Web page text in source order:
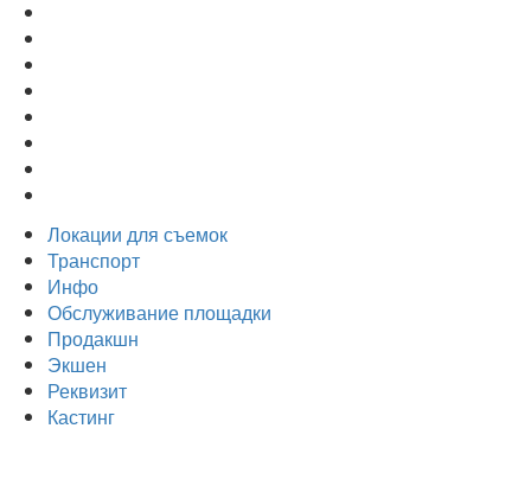
Локации для съемок
Транспорт
Инфо
Обслуживание площадки
Продакшн
Экшен
Реквизит
Кастинг